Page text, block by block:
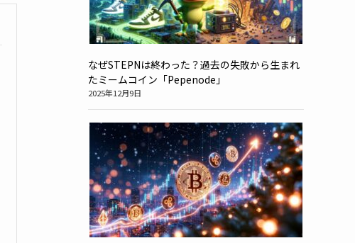
なぜSTEPNは終わった？過去の失敗から生まれ
たミームコイン「Pepenode」
2025年12月9日